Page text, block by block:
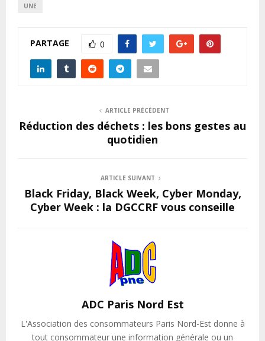
UNE
PARTAGE 0
ARTICLE PRÉCÉDENT
Réduction des déchets : les bons gestes au
quotidien
ARTICLE SUIVANT
Black Friday, Black Week, Cyber Monday,
Cyber Week : la DGCCRF vous conseille
ADC Paris Nord Est
L'Association des consommateurs Paris Nord-Est donne à
tout consommateur une information générale ou un